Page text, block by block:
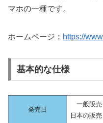
マホの一種です。
ホームページ： https://
基本的な仕様
発売日
一般販売
日本の販